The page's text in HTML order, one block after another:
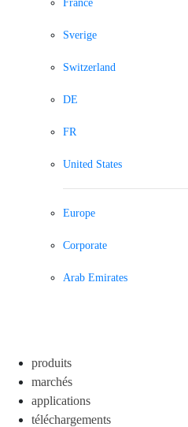
France
Sverige
Switzerland
DE
FR
United States
Europe
Corporate
Arab Emirates
produits
marchés
applications
téléchargements